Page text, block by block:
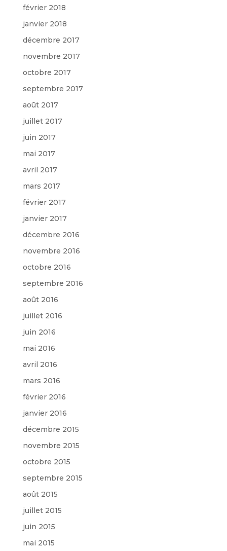
février 2018
janvier 2018
décembre 2017
novembre 2017
octobre 2017
septembre 2017
août 2017
juillet 2017
juin 2017
mai 2017
avril 2017
mars 2017
février 2017
janvier 2017
décembre 2016
novembre 2016
octobre 2016
septembre 2016
août 2016
juillet 2016
juin 2016
mai 2016
avril 2016
mars 2016
février 2016
janvier 2016
décembre 2015
novembre 2015
octobre 2015
septembre 2015
août 2015
juillet 2015
juin 2015
mai 2015